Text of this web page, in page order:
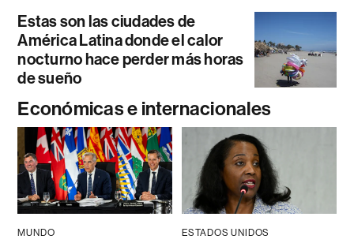
Estas son las ciudades de
América Latina donde el calor
nocturno hace perder más horas
de sueño
Económicas e internacionales
MUNDO ESTADOS UNIDOS